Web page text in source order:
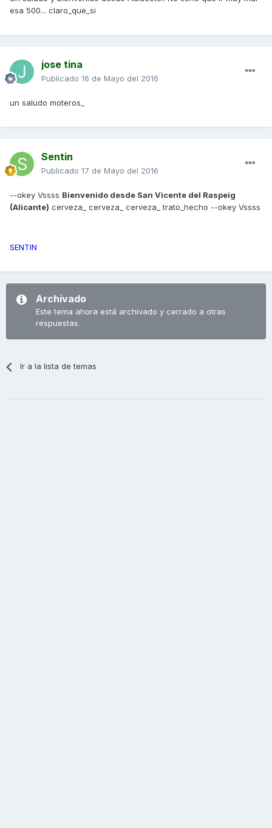
esa 500... claro_que_si
jose tina
Publicado 16 de Mayo del 2016
un saludo moteros_
Sentin
Publicado 17 de Mayo del 2016
--okey Vssss Bienvenido desde San Vicente del Raspeig
(Alicante) cerveza_ cerveza_ cerveza_ trato_hecho --okey Vssss
SENTIN
Archivado
Este tema ahora está archivado y cerrado a otras
respuestas.
Ir a la lista de temas